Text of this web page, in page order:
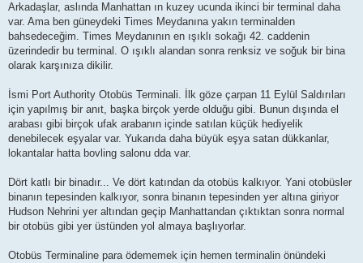
Arkadaşlar, aslında Manhattan ın kuzey ucunda ikinci bir terminal daha
var. Ama ben güneydeki Times Meydanına yakın terminalden
bahsedeceğim. Times Meydanının en ışıklı sokağı 42. caddenin
üzerindedir bu terminal. O ışıklı alandan sonra renksiz ve soğuk bir bina
olarak karşınıza dikilir.
İsmi Port Authority Otobüs Terminali. İlk göze çarpan 11 Eylül Saldırıları
için yapılmış bir anıt, başka birçok yerde olduğu gibi. Bunun dışında el
arabası gibi birçok ufak arabanın içinde satılan küçük hediyelik
denebilecek eşyalar var. Yukarıda daha büyük eşya satan dükkanlar,
lokantalar hatta bovling salonu dda var.
Dört katlı bir binadır... Ve dört katından da otobüs kalkıyor. Yani otobüsler
binanın tepesinden kalkıyor, sonra binanın tepesinden yer altına giriyor
Hudson Nehrini yer altından geçip Manhattandan çıktıktan sonra normal
bir otobüs gibi yer üstünden yol almaya başlıyorlar.
Otobüs Terminaline para ödememek için hemen terminalin önündeki